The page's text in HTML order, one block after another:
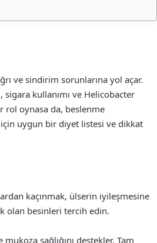
ve sindirim sorunlarına yol açar.
sigara kullanımı ve Helicobacter
rol oynasa da, beslenme
uygun bir diyet listesi ve dikkat
kaçınmak, ülserin iyileşmesine
olan besinleri tercih edin.
sağlığını destekler. Tam